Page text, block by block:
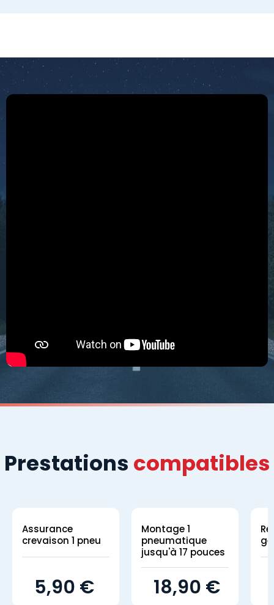
Prestations compatibles
Assurance
crevaison 1 pneu
5,90 €
Montage 1
pneumatique
jusqu'à 17 pouces
18,90 €